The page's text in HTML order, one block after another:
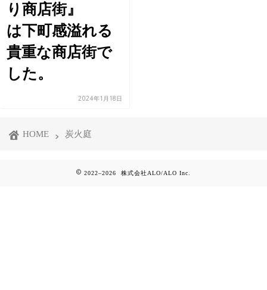
り商店街』
は下町感溢れる
貴重な商店街で
した。
2024年1月18日
HOME 炭火庭
2022–2026 株式会社ALO/ALO Inc.